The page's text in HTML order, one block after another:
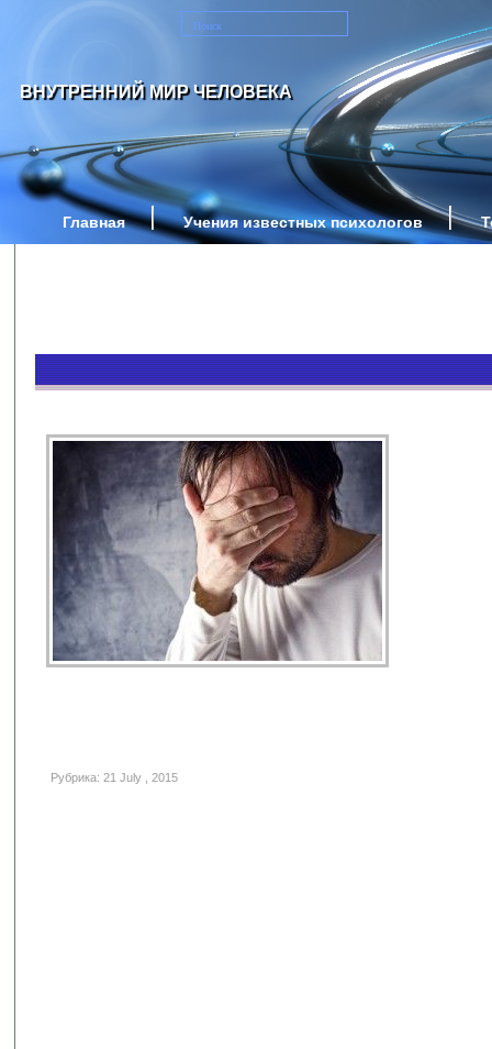
ВНУТРЕННИЙ МИР ЧЕЛОВЕКА
Главная Учения известных психологов
Рубрика: 21 July , 2015